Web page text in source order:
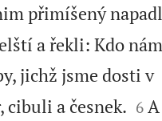
přimíšený
a řekli: Kdo
jichž jsme dosti v
cibuli a česnek.
6